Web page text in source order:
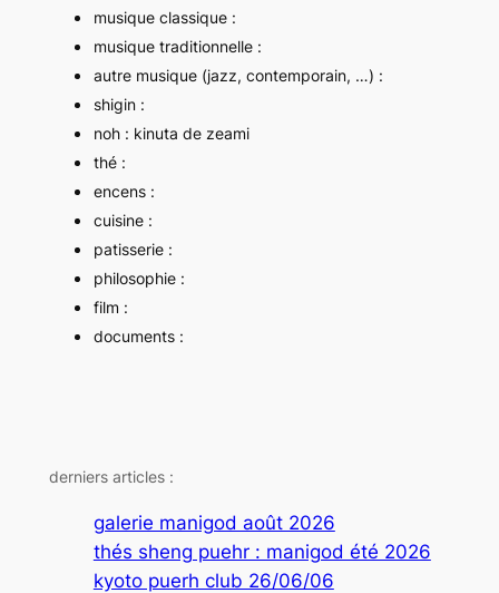
musique classique :
musique traditionnelle :
autre musique (jazz, contemporain, …) :
shigin :
noh : kinuta de zeami
thé :
encens :
cuisine :
patisserie :
philosophie :
film :
documents :
derniers articles :
galerie manigod août 2026
thés sheng puehr : manigod été 2026
kyoto puerh club 26/06/06